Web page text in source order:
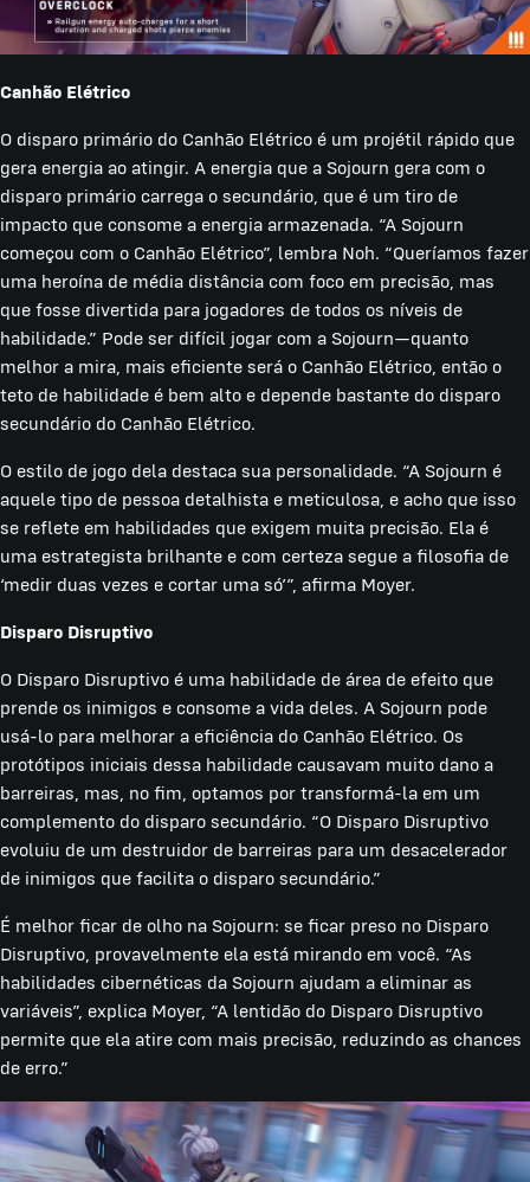
Canhão Elétrico
O disparo primário do Canhão Elétrico é um projétil rápido que
gera energia ao atingir. A energia que a Sojourn gera com o
disparo primário carrega o secundário, que é um tiro de
impacto que consome a energia armazenada. “A Sojourn
começou com o Canhão Elétrico”, lembra Noh. “Queríamos fazer
uma heroína de média distância com foco em precisão, mas
que fosse divertida para jogadores de todos os níveis de
habilidade.” Pode ser difícil jogar com a Sojourn—quanto
melhor a mira, mais eficiente será o Canhão Elétrico, então o
teto de habilidade é bem alto e depende bastante do disparo
secundário do Canhão Elétrico.
O estilo de jogo dela destaca sua personalidade. “A Sojourn é
aquele tipo de pessoa detalhista e meticulosa, e acho que isso
se reflete em habilidades que exigem muita precisão. Ela é
uma estrategista brilhante e com certeza segue a filosofia de
‘medir duas vezes e cortar uma só’”, afirma Moyer.
Disparo Disruptivo
O Disparo Disruptivo é uma habilidade de área de efeito que
prende os inimigos e consome a vida deles. A Sojourn pode
usá-lo para melhorar a eficiência do Canhão Elétrico. Os
protótipos iniciais dessa habilidade causavam muito dano a
barreiras, mas, no fim, optamos por transformá-la em um
complemento do disparo secundário. “O Disparo Disruptivo
evoluiu de um destruidor de barreiras para um desacelerador
de inimigos que facilita o disparo secundário.”
É melhor ficar de olho na Sojourn: se ficar preso no Disparo
Disruptivo, provavelmente ela está mirando em você. “As
habilidades cibernéticas da Sojourn ajudam a eliminar as
variáveis”, explica Moyer, “A lentidão do Disparo Disruptivo
permite que ela atire com mais precisão, reduzindo as chances
de erro.”